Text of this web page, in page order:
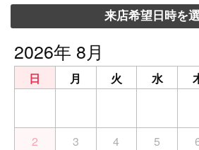
来店希望日時を
2026年 8月
日 月 火 水
2 3 4 5